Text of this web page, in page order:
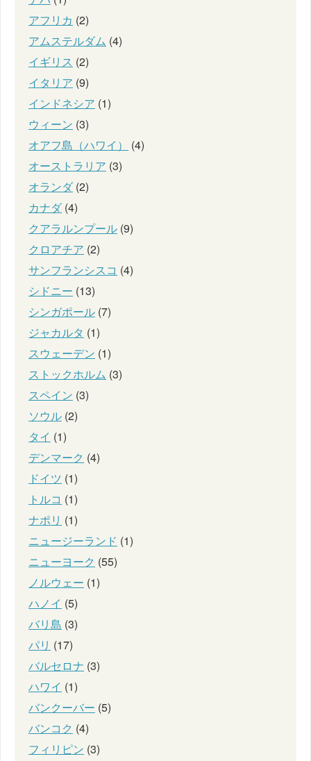
アフリカ (2)
アムステルダム (4)
イギリス (2)
イタリア (9)
インドネシア (1)
ウィーン (3)
オアフ島（ハワイ）
(4)
オーストラリア (3)
オランダ(2)
カナダ(4)
クアラルンプール (9)
クロアチア (2)
サンフランシスコ (4)
シドニー (13)
シンガポール (7)
ジャカルタ (1)
スウェーデン (1)
ストックホルム (3)
スペイン (3)
ソウル (2)
タイ (1)
デンマーク (4)
ドイツ (1)
トルコ (1)
ナポリ (1)
ニュージーランド (1)
ニューヨーク (55)
ノルウェー (1)
ハノイ (5)
バリ島 (3)
パリ (17)
バルセロナ (3)
ハワイ (1)
バンクーバー (5)
バンコク (4)
フィリピン (3)